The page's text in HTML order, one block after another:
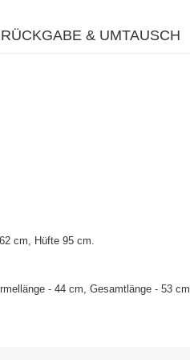
RÜCKGABE & UMTAUSCH
cm, Hüfte 95 cm.
- 44 cm, Gesamtlänge - 53 cm.